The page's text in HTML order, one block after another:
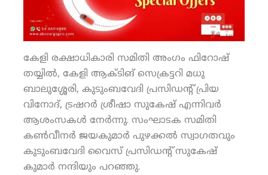
കേളി രക്ഷാധികാരി സമിതി അംഗം ഫിറോഷ്
തയ്യില്‍, കേളി ആക്ടിങ് സെക്രട്ടറി മധു
ബാലുശ്ശേരി, കുടുംബവേദി പ്രസിഡന്റ് പ്രിയ
വിനോദ്, ട്രഷറര്‍ ശ്രീഷാ സുകേഷ് എന്നിവര്‍
ആശംസകള്‍ നേര്‍ന്നു. സംഘാടക സമിതി
കണ്‍വീനര്‍ ജയകുമാര്‍ പുഴക്കല്‍ സ്വാഗതവും
കുടുംബവേദി വൈസ് പ്രസിഡന്റ് സുകേഷ്
കുമാര്‍ നന്ദിയും പറഞ്ഞു.